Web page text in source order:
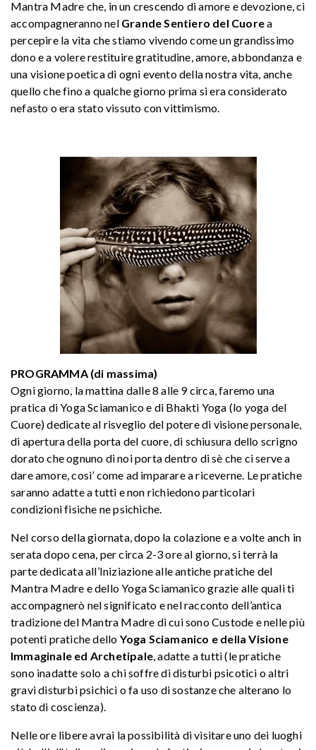
Mantra Madre che, in un crescendo di amore e devozione, ci
accompagneranno nel Grande Sentiero del Cuorea
percepire la vita che stiamo vivendo come un grandissimo
dono e a volere restituire gratitudine, amore, abbondanza e
una visione poetica di ogni evento della nostra vita, anche
quello che fino a qualche giorno prima si era considerato
nefasto o era stato vissuto con vittimismo.
PROGRAMMA (di massima)
Ogni giorno, la mattina dalle 8 alle 9 circa, faremo una
pratica di Yoga Sciamanico e di Bhakti Yoga (lo yoga del
Cuore) dedicate al risveglio del potere di visione personale,
di apertura della porta del cuore, di schiusura dello scrigno
dorato che ognuno di noi porta dentro di sè che ci serve a
dare amore, cosi’ come ad imparare a riceverne. Le pratiche
saranno adatte a tutti e non richiedono particolari
condizioni fisiche ne psichiche.
Nel corso della giornata, dopo la colazione e a volte anch in
serata dopo cena, per circa 2-3 ore al giorno, si terrà la
parte dedicata all’Iniziazione alle antiche pratiche del
Mantra Madre e dello Yoga Sciamanico grazie alle quali ti
accompagnerò nel significato e nel racconto dell’antica
tradizione del Mantra Madre di cui sono Custode e nelle più
potenti pratiche dello Yoga Sciamanico e della Visione
Immaginale ed Archetipale , adatte a tutti (le pratiche
sono inadatte solo a chi soffre di disturbi psicotici o altri
gravi disturbi psichici o fa uso di sostanze che alterano lo
stato di coscienza).
Nelle ore libere avrai la possibilità di visitare uno dei luoghi